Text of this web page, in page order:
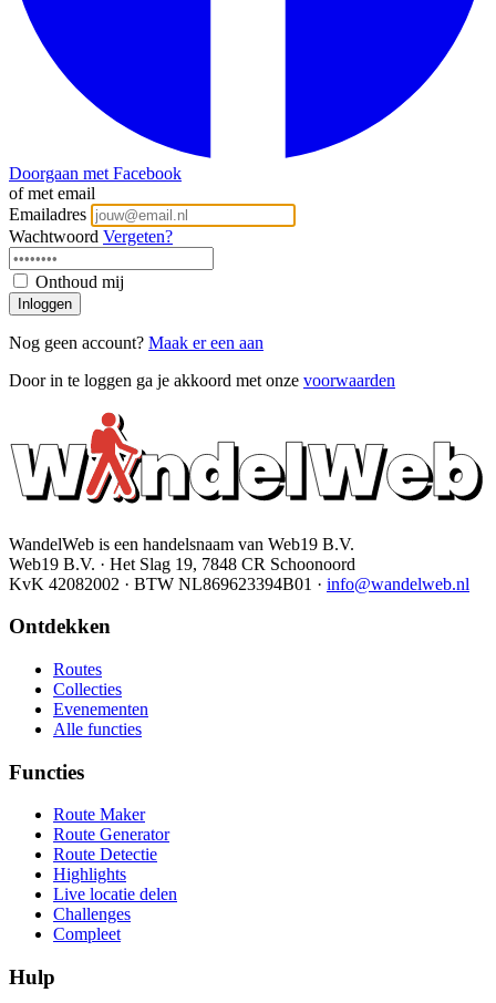
Doorgaan met Facebook
of met email
Emailadres
Wachtwoord Vergeten?
Onthoud mij
Inloggen
Nog geen account? Maak er een aan
Door in te loggen ga je akkoord met onze voorwaarden
WandelWeb is een handelsnaam van Web19 B.V.
Web19 B.V. · Het Slag 19, 7848 CR Schoonoord
KvK 42082002 · BTW NL869623394B01 · info@wandelweb.nl
Ontdekken
Routes
Collecties
Evenementen
Alle functies
Functies
Route Maker
Route Generator
Route Detectie
Highlights
Live locatie delen
Challenges
Compleet
Hulp